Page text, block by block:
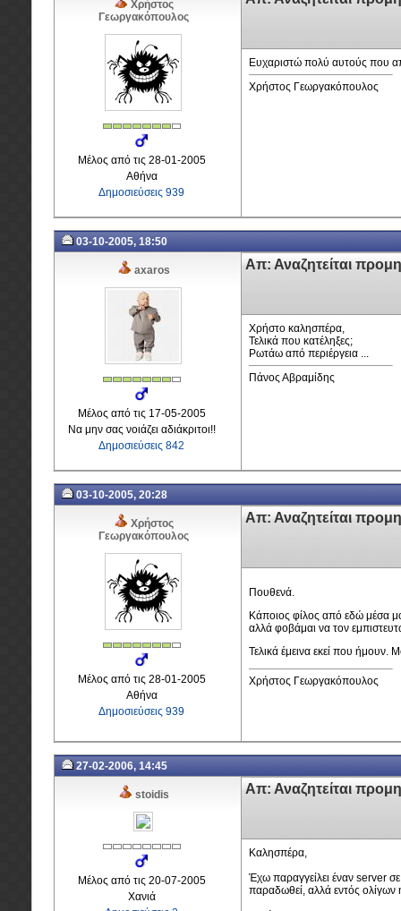
Χρήστος
Γεωργακόπουλος
Μέλος από τις 28-01-2005
Αθήνα
Δημοσιεύσεις 939
Ευχαριστώ πολύ αυτούς που
Χρήστος Γεωργακόπουλος
03-10-2005, 18:50
axaros
Μέλος από τις 17-05-2005
Να μην σας νοιάζει αδιάκριτοι!!
Δημοσιεύσεις 842
Απ: Αναζητείται
Χρήστο καλησπέρα,
Τελικά που κατέληξες;
Ρωτάω από περιέργεια ...
Πάνος Αβραμίδης
03-10-2005, 20:28
Χρήστος
Γεωργακόπουλος
Μέλος από τις 28-01-2005
Αθήνα
Δημοσιεύσεις 939
Απ: Αναζητείται
Πουθενά.
Κάποιος φίλος από εδώ μέσα
αλλά φοβάμαι να τον
Τελικά έμεινα εκεί που
Χρήστος Γεωργακόπουλος
27-02-2006, 14:45
stoidis
Μέλος από τις 20-07-2005
Χανιά
Απ: Αναζητείται
Καλησπέρα,
Έχω παραγγείλει έναν server
παραδωθεί, αλλά εντός ολίγων